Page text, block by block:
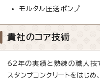
モルタル圧送ポンプ
貴社のコア技術
62年の実績と熟練の職人技
スタンプコンクリートをはじ